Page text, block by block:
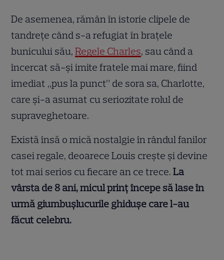
De asemenea, rămân în istorie clipele de
tandrețe când s-a refugiat în brațele
bunicului său,Regele Charles, sau când a
încercat să-și imite fratele mai mare, fiind
imediat „pus la punct” de sora sa, Charlotte,
care și-a asumat cu seriozitate rolul de
supraveghetoare.
Există însă o mică nostalgie în rândul fanilor
casei regale, deoarece Louis crește și devine
tot mai serios cu fiecare an ce trece.La
vârsta de 8 ani, micul prinț începe să lase în
urmă giumbușlucurile ghidușe care l-au
făcut celebru.